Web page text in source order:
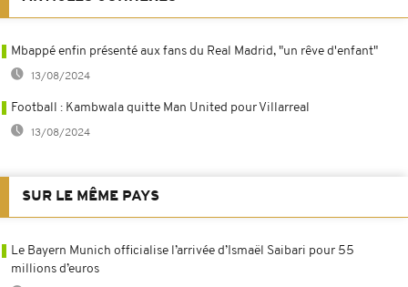
Mbappé enfin présenté aux fans du Real Madrid, "un rêve d'enfant"
13/08/2024
Football : Kambwala quitte Man United pour Villarreal
13/08/2024
SUR LE MÊME PAYS
Le Bayern Munich officialise l’arrivée d’Ismaël Saibari pour 55
millions d’euros